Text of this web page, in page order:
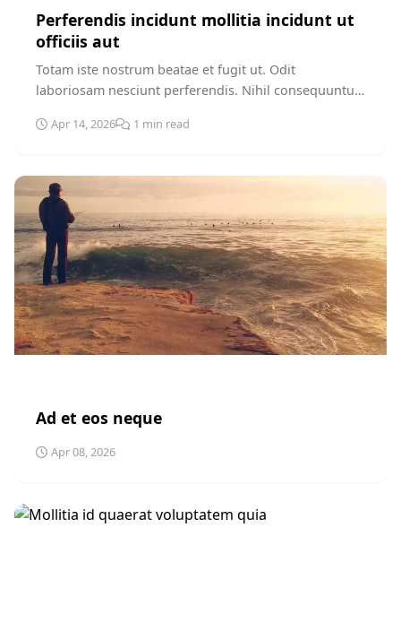
Perferendis incidunt mollitia incidunt ut
officiis aut
Totam iste nostrum beatae et fugit ut. Odit
laboriosam nesciunt perferendis. Nihil consequuntur
Apr 14, 2026 1 min read
Ad et eos neque
Apr 08, 2026